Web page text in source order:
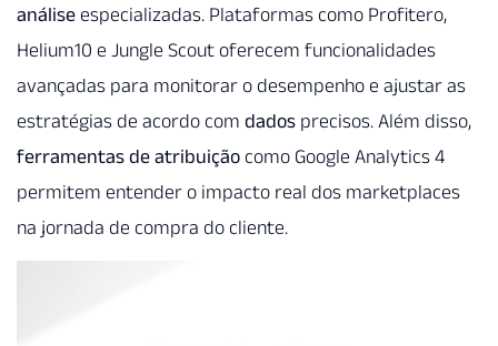
análise especializadas. Plataformas como Profitero,
Helium10 e Jungle Scout oferecem funcionalidades
avançadas para monitorar o desempenho e ajustar as
estratégias de acordo com dados precisos. Além disso,
ferramentas de atribuição como Google Analytics 4
permitem entender o impacto real dos marketplaces
na jornada de compra do cliente.